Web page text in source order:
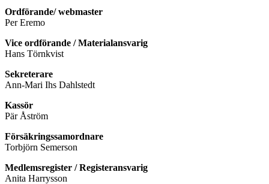
Ordförande/ webmaster
Per Eremo
Vice ordförande / Materialansvarig
Hans Törnkvist
Sekreterare
Ann-Mari Ihs Dahlstedt
Kassör
Pär Åström
Försäkringssamordnare
Torbjörn Semerson
Medlemsregister / Registeransvarig
Anita Harrysson